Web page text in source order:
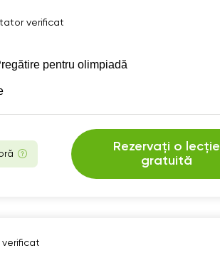
verificat
pentru olimpiadă
Rezervați o lecție
gratuită